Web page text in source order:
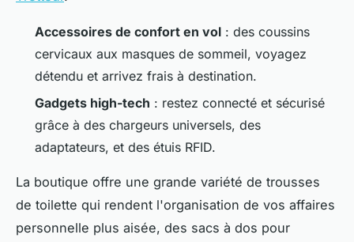
Accessoires de confort en vol : des coussins
cervicaux aux masques de sommeil, voyagez
détendu et arrivez frais à destination.
Gadgets high-tech : restez connecté et sécurisé
grâce à des chargeurs universels, des
adaptateurs, et des étuis RFID.
La boutique offre une grande variété de trousses
de toilette qui rendent l'organisation de vos affaires
personnelle plus aisée, des sacs à dos pour